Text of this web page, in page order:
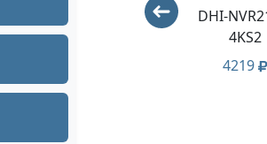
9985
DHI-
4KS2
4219